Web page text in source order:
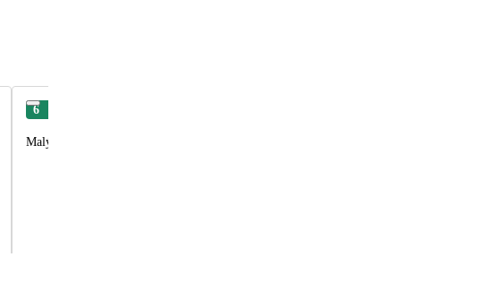
6
Malý ternin zájezdu